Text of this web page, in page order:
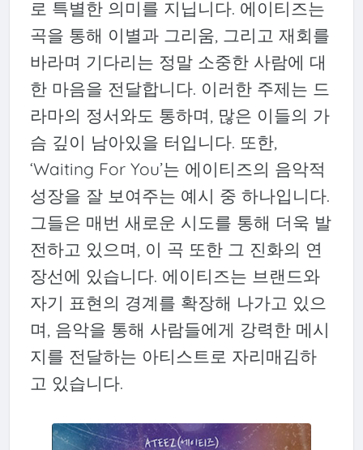
로 특별한 의미를 지닙니다. 에이티즈는
곡을 통해 이별과 그리움, 그리고 재회를
바라며 기다리는 정말 소중한 사람에 대
한 마음을 전달합니다. 이러한 주제는 드
라마의 정서와도 통하며, 많은 이들의 가
슴 깊이 남아있을 터입니다. 또한,
‘Waiting For You’는 에이티즈의 음악적
성장을 잘 보여주는 예시 중 하나입니다.
그들은 매번 새로운 시도를 통해 더욱 발
전하고 있으며, 이 곡 또한 그 진화의 연
장선에 있습니다. 에이티즈는 브랜드와
자기 표현의 경계를 확장해 나가고 있으
며, 음악을 통해 사람들에게 강력한 메시
지를 전달하는 아티스트로 자리매김하
고 있습니다.